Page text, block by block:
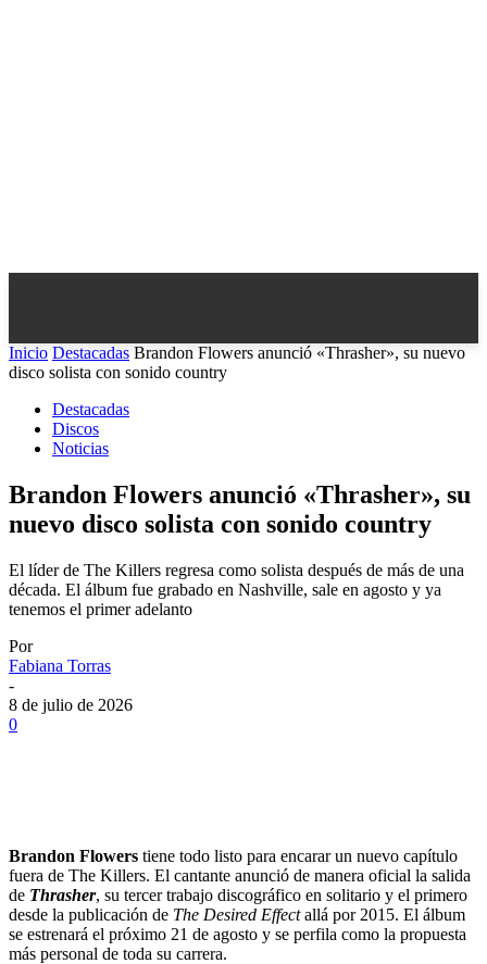
Inicio Destacadas Brandon Flowers anunció «Thrasher», su nuevo
disco solista con sonido country
Destacadas
Discos
Noticias
Brandon Flowers anunció «Thrasher», su
nuevo disco solista con sonido country
El líder de The Killers regresa como solista después de más de una
década. El álbum fue grabado en Nashville, sale en agosto y ya
tenemos el primer adelanto
Por
Fabiana Torras
-
8 de julio de 2026
0
Brandon Flowers tiene todo listo para encarar un nuevo capítulo
fuera de The Killers. El cantante anunció de manera oficial la salida
de Thrasher, su tercer trabajo discográfico en solitario y el primero
desde la publicación de The Desired Effectallá por 2015. El álbum
se estrenará el próximo 21 de agosto y se perfila como la propuesta
más personal de toda su carrera.